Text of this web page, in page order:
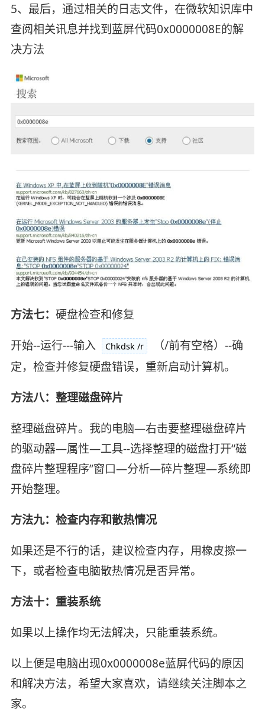
5、最后，通过相关的日志文件，在微软知识库中
查阅相关讯息并找到蓝屏代码0x0000008E的解
决方法
方法七： 硬盘检查和修复
开始--运行---输入
Chkdsk /r
（/前有空格）--确
定，检查并修复硬盘错误，重新启动计算机。
方法八：整理磁盘碎片
整理磁盘碎片。我的电脑—右击要整理磁盘碎片
的驱动器—属性—工具--选择整理的磁盘打开“磁
盘碎片整理程序”窗口—分析—碎片整理—系统即
开始整理。
方法九：检查内存和散热情况
如果还是不行的话，建议检查内存，用橡皮擦一
下，或者检查电脑散热情况是否异常。
方法十：重装系统
如果以上操作均无法解决，只能重装系统。
以上便是电脑出现0x0000008e蓝屏代码的原因
和解决方法，希望大家喜欢，请继续关注脚本之
家。